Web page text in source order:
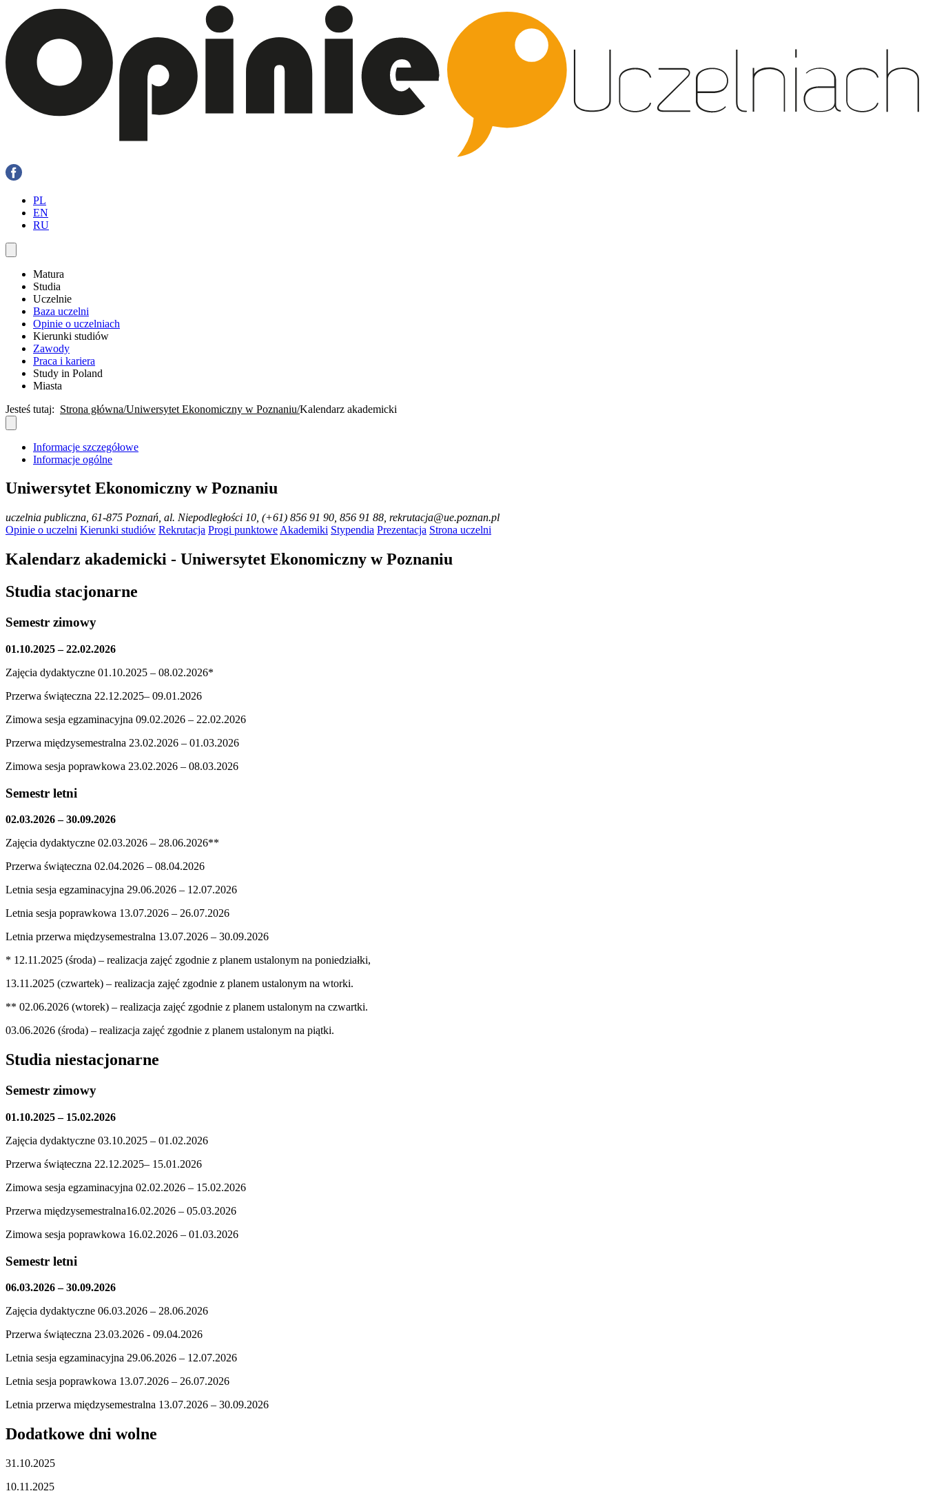
PL
EN
RU
Matura
Studia
Uczelnie
Baza uczelni
Opinie o uczelniach
Kierunki studiów
Zawody
Praca i kariera
Study in Poland
Miasta
Jesteś tutaj: Strona główna Uniwersytet Ekonomiczny w Poznaniu Kalendarz akademicki
Informacje szczegółowe
Informacje ogólne
Uniwersytet Ekonomiczny w Poznaniu
uczelnia publiczna , 61-875 Poznań, al. Niepodległości 10, (+61) 856 91 90, 856 91 88, rekrutacja@ue.poznan.pl
Opinie o uczelni Kierunki studiów Rekrutacja Progi punktowe Akademiki Stypendia Prezentacja Strona uczelni
Kalendarz akademicki - Uniwersytet Ekonomiczny w Poznaniu
Studia stacjonarne
Semestr zimowy
01.10.2025 – 22.02.2026
Zajęcia dydaktyczne 01.10.2025 – 08.02.2026*
Przerwa świąteczna 22.12.2025– 09.01.2026
Zimowa sesja egzaminacyjna 09.02.2026 – 22.02.2026
Przerwa międzysemestralna 23.02.2026 – 01.03.2026
Zimowa sesja poprawkowa 23.02.2026 – 08.03.2026
Semestr letni
02.03.2026 – 30.09.2026
Zajęcia dydaktyczne 02.03.2026 – 28.06.2026**
Przerwa świąteczna 02.04.2026 – 08.04.2026
Letnia sesja egzaminacyjna 29.06.2026 – 12.07.2026
Letnia sesja poprawkowa 13.07.2026 – 26.07.2026
Letnia przerwa międzysemestralna 13.07.2026 – 30.09.2026
* 12.11.2025 (środa) – realizacja zajęć zgodnie z planem ustalonym na poniedziałki,
13.11.2025 (czwartek) – realizacja zajęć zgodnie z planem ustalonym na wtorki.
** 02.06.2026 (wtorek) – realizacja zajęć zgodnie z planem ustalonym na czwartki.
03.06.2026 (środa) – realizacja zajęć zgodnie z planem ustalonym na piątki.
Studia niestacjonarne
Semestr zimowy
01.10.2025 – 15.02.2026
Zajęcia dydaktyczne 03.10.2025 – 01.02.2026
Przerwa świąteczna 22.12.2025– 15.01.2026
Zimowa sesja egzaminacyjna 02.02.2026 – 15.02.2026
Przerwa międzysemestralna16.02.2026 – 05.03.2026
Zimowa sesja poprawkowa 16.02.2026 – 01.03.2026
Semestr letni
06.03.2026 – 30.09.2026
Zajęcia dydaktyczne 06.03.2026 – 28.06.2026
Przerwa świąteczna 23.03.2026 - 09.04.2026
Letnia sesja egzaminacyjna 29.06.2026 – 12.07.2026
Letnia sesja poprawkowa 13.07.2026 – 26.07.2026
Letnia przerwa międzysemestralna 13.07.2026 – 30.09.2026
Dodatkowe dni wolne
31.10.2025
10.11.2025